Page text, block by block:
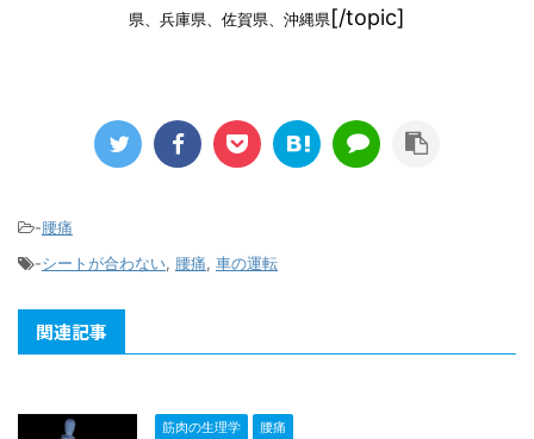
県、兵庫県、佐賀県、沖縄県[/topic]
-腰痛
-シートが合わない, 腰痛, 車の運転
関連記事
筋肉の生理学 腰痛